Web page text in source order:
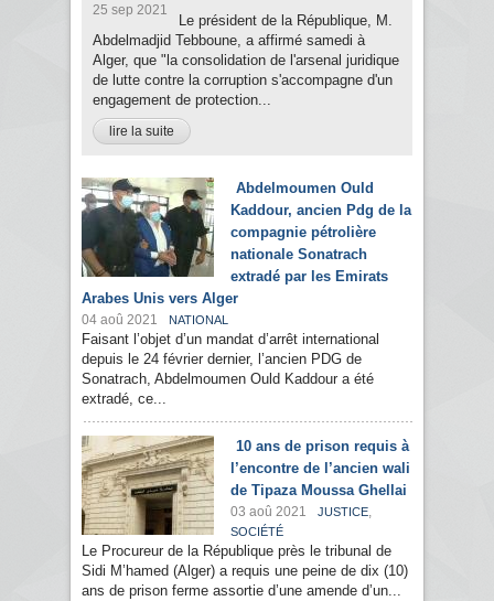
25 sep 2021
Le président de la République, M.
Abdelmadjid Tebboune, a affirmé samedi à
Alger, que "la consolidation de l'arsenal juridique
de lutte contre la corruption s'accompagne d'un
engagement de protection...
lire la suite
Abdelmoumen Ould
Kaddour, ancien Pdg de la
compagnie pétrolière
nationale Sonatrach
extradé par les Emirats
Arabes Unis vers Alger
04 aoû 2021 NATIONAL
Faisant l’objet d’un mandat d’arrêt international
depuis le 24 février dernier, l’ancien PDG de
Sonatrach, Abdelmoumen Ould Kaddour a été
extradé, ce...
10 ans de prison requis à
l’encontre de l’ancien wali
de Tipaza Moussa Ghellai
03 aoû 2021 JUSTICE,
SOCIÉTÉ
Le Procureur de la République près le tribunal de
Sidi M’hamed (Alger) a requis une peine de dix (10)
ans de prison ferme assortie d’une amende d’un...